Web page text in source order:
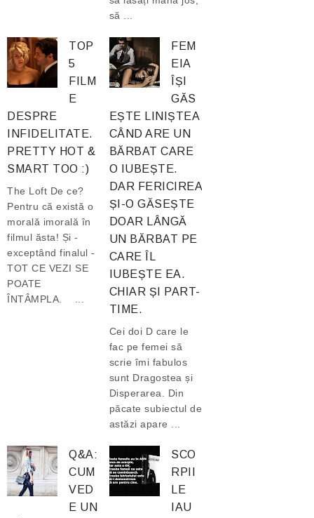
să ...
TOP
5
FILM
E
DESPRE
INFIDELITATE.
PRETTY HOT &
SMART TOO :)
The Loft De ce?
Pentru că există o
morală imorală în
filmul ăsta! Și -
exceptând finalul -
TOT CE VEZI SE
POATE
ÎNTÂMPLA. ...
FEM
EIA
ÎȘI
GĂS
EȘTE LINIȘTEA
CÂND ARE UN
BĂRBAT CARE
O IUBEȘTE.
DAR FERICIREA
ȘI-O GĂSEȘTE
DOAR LÂNGĂ
UN BĂRBAT PE
CARE ÎL
IUBEȘTE EA.
CHIAR ȘI PART-
TIME.
Cei doi D care le
fac pe femei să
scrie îmi fabulos
sunt Dragostea și
Disperarea. Din
păcate subiectul de
astăzi apare ...
Q&A:
CUM
VED
E UN
SCO
RPII
LE
IAU